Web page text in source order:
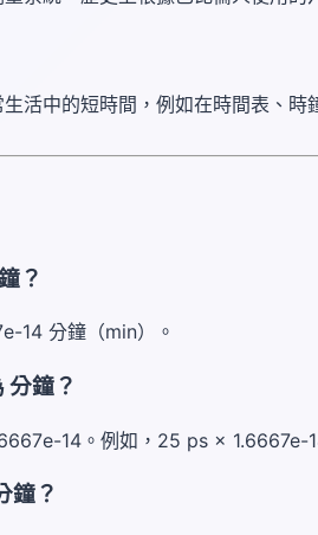
活中的短時間，例如在時間表、時
？
14 分鐘（min）。
分鐘？
14。例如，25 ps × 1.6667e-
鐘？